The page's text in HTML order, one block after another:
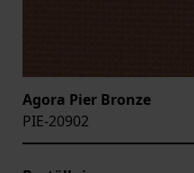
Agora Pier Bronze
PIE-20902